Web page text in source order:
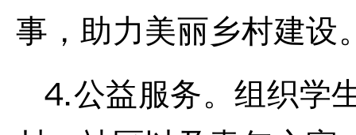
事，助力美丽乡村建
⒋公益服务。组织学